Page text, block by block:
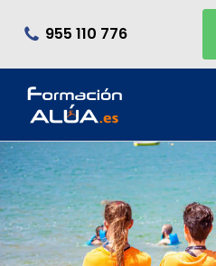
955 110 776